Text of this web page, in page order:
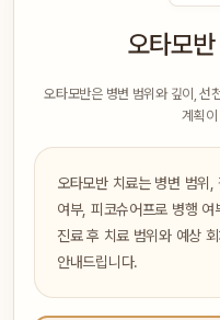
오타모
오타모반은 병변 범위와 깊이, 선
계획
오타모반 치료는 병변 범위
여부, 피코슈어프로 병행
진료 후 치료 범위와 예상
안내드립니다.